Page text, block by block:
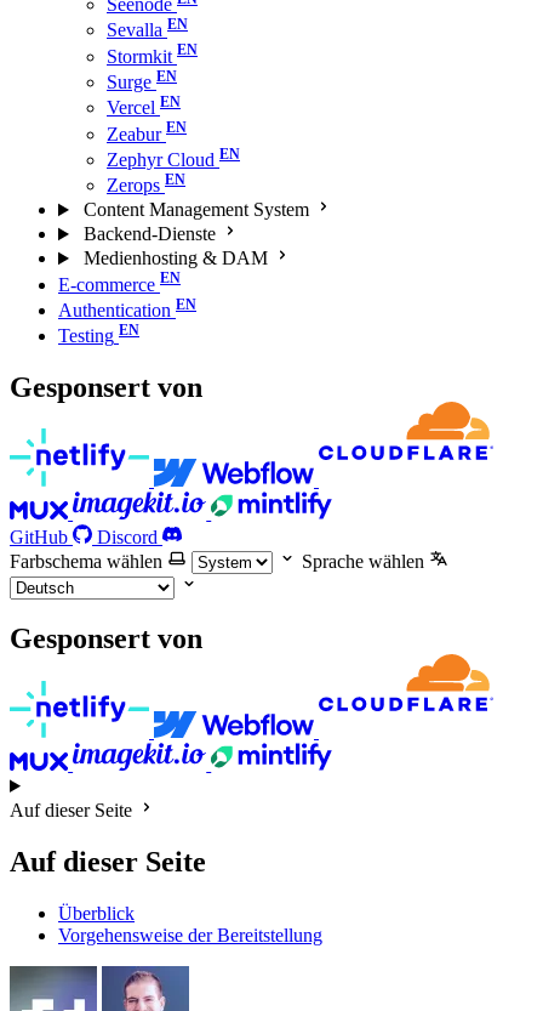
Seenode
Sevalla
Stormkit
Surge
Vercel
Zeabur
Zephyr Cloud
Zerops
Content Management System
Backend-Dienste
Medienhosting & DAM
E-commerce
Authentication
Testing
Gesponsert von
GitHub
Discord
Farbschema wählen
Sprache wählen
Gesponsert von
Auf dieser Seite
Auf dieser Seite
Überblick
Vorgehensweise der Bereitstellung